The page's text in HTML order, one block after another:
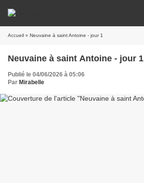
Accueil » Neuvaine à saint Antoine - jour 1
Neuvaine à saint Antoine - jour 1
Publié le 04/06/2026 à 05:06
Par Mirabelle